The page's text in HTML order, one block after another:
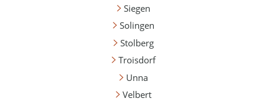
Siegen
Solingen
Stolberg
Troisdorf
Unna
Velbert